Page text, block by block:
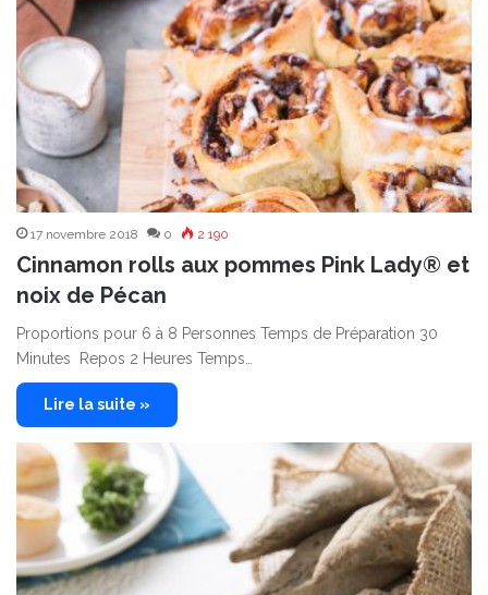
17 novembre 2018 0 2 190
Cinnamon rolls aux pommes Pink Lady® et
noix de Pécan
Proportions pour 6 à 8 Personnes Temps de Préparation 30
Minutes Repos 2 Heures Temps…
Lire la suite »